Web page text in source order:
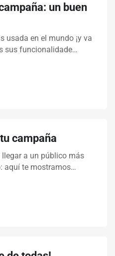
un buen
usada en el mundo ¡y va
sus funcionalidade…
campaña
a un público más
aquí te mostramos…